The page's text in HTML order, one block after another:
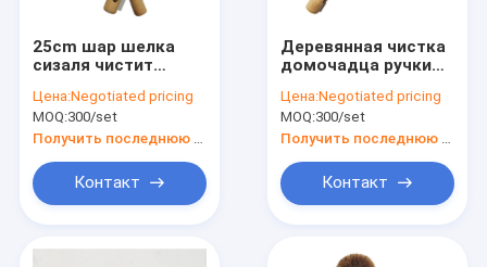
25cm шар шелка
сизаля чистит
щеткой Scrub
щетка для блюд
Цена:Negotiated pricing
MOQ:300/set
Контакт
Деревянная чистка
домочадца ручки
щеткой сизаля Eco
дружелюбный
Цена:Negotiated pricing
MOQ:300/set
Контакт